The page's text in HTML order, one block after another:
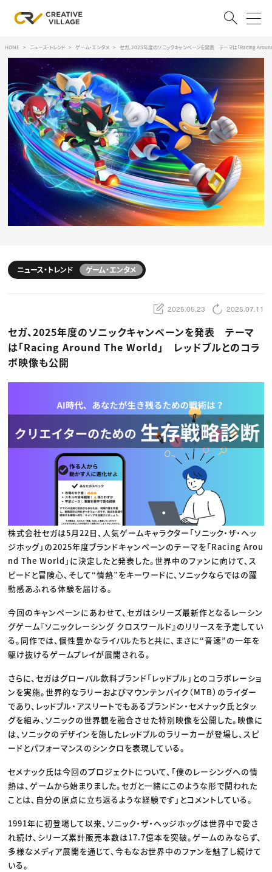
ログイン 会員登録
RECRUIT
クリエイター求人を探す
CREATIVE JOB求人検索
特集求人
採用説明会
転職支援サービス
CONTENTS
スキルアップしたい！
プログラミング
動画配信・映像制作
マーケティング
TOP Creator’s コラム トップ
アプリクリエイター
マーケッター
クリエイターインタビュー
C＆R Magazine
ニュース・トレンド トップ
Web
映像
ゲーム・エンタメ
出版
プロフェッショナル×つながる×メディア
HOME ニュース・トレンド ゲーム・エンタメ セガ、2025年度のソニックキャンペーンを発表 テーマは「Racing
ニュース・トレンド ゲーム・エンタメ
2025.05.23 2025.07.11
セガ、2025年度のソニックキャンペーンを発表 テーマ
は「Racing Around The World」 レッドブルとのコラ
ボ映像も公開
株式会社セガは5月22日、人気ゲームキャラクター「ソニック・ザ・ヘッ
ジホッグ」の2025年度ブランドキャンペーンのテーマを「Racing Arou
nd The World」に決定したと発表した。世界中のファンに向けて、ス
ピードと冒険心、そして“情熱”をキーワードに、ソニックならではの躍
動感あふれる体験を届ける。
今回のキャンペーンにあわせて、セガはシリーズ最新作となるレーシン
グゲーム『ソニックレーシング クロスワールド』のリリースを予定してい
る。同作では、個性豊かなライバルたちと共に、まさに“音速”の一年を
駆け抜けるゲームプレイが展開される。
さらに、セガはグローバル飲料ブランド「レッドブル」とのコラボレーショ
ンを実施。世界的なラリーおよびマウンテンバイク（MTB）のライダー
であり、レッドブル・アスリートでもあるブランドン・セメナック氏とタッ
グを組み、ソニックの世界観を融合させた特別映像を公開した。映像に
は、ソニックのデザインを施したレッドブルのラリーカーが登場し、スピ
ードとパフォーマンスのシンクロを表現している。
セメナック氏は今回のプロジェクトについて、「僕のレーシングへの情
熱は、ゲームから始まりました。セガと一緒にこのような形で関われた
ことは、自分の原点に立ち返るような経験です」とコメントしている。
1991年に初登場して以来、ソニック・ザ・ヘッジホッグは世界中で愛さ
れ続け、シリーズ累計販売本数は17.7億本を突破。ゲームのみならず、
多様なメディア展開を通じて、今もなお世界中のファンを魅了し続けて
いる。